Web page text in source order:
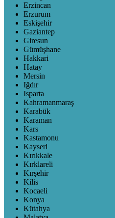
Erzincan
Erzurum
Eskişehir
Gaziantep
Giresun
Gümüşhane
Hakkari
Hatay
Mersin
Iğdır
Isparta
Kahramanmaraş
Karabük
Karaman
Kars
Kastamonu
Kayseri
Kırıkkale
Kırklareli
Kırşehir
Kilis
Kocaeli
Konya
Kütahya